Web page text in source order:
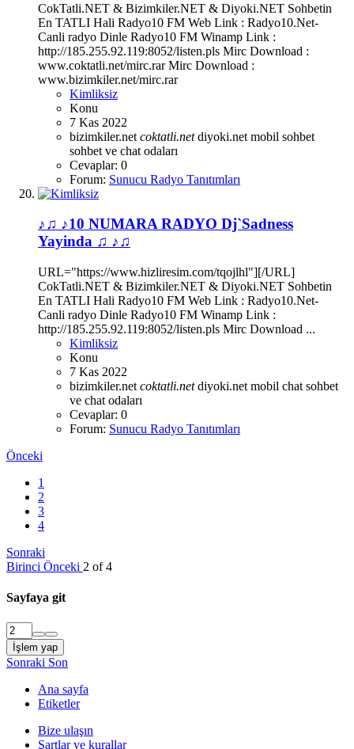
CokTatli.NET & Bizimkiler.NET & Diyoki.NET Sohbetin
En TATLI Hali Radyo10 FM Web Link : Radyo10.Net-
Canli radyo Dinle Radyo10 FM Winamp Link :
http://185.255.92.119:8052/listen.pls Mirc Download :
www.coktatli.net/mirc.rar Mirc Download :
www.bizimkiler.net/mirc.rar
Kimliksiz
Konu
7 Kas 2022
bizimkiler.net coktatli.net diyoki.net mobil sohbet
sohbet ve chat odaları
Cevaplar: 0
Forum: Sunucu Radyo Tanıtımları
♪♫ ♪10 NUMARA RADYO Dj`Sadness
Yayinda ♫ ♪♫
URL="https://www.hizliresim.com/tqojlhl"][/URL]
CokTatli.NET & Bizimkiler.NET & Diyoki.NET Sohbetin
En TATLI Hali Radyo10 FM Web Link : Radyo10.Net-
Canli radyo Dinle Radyo10 FM Winamp Link :
http://185.255.92.119:8052/listen.pls Mirc Download ...
Kimliksiz
Konu
7 Kas 2022
bizimkiler.net coktatli.net diyoki.net mobil chat sohbet
ve chat odaları
Cevaplar: 0
Forum: Sunucu Radyo Tanıtımları
Önceki
1
2
3
4
Sonraki
Birinci Önceki 2 of 4
Sayfaya git
İşlem yap
Sonraki Son
Ana sayfa
Etiketler
Bize ulaşın
Şartlar ve kurallar